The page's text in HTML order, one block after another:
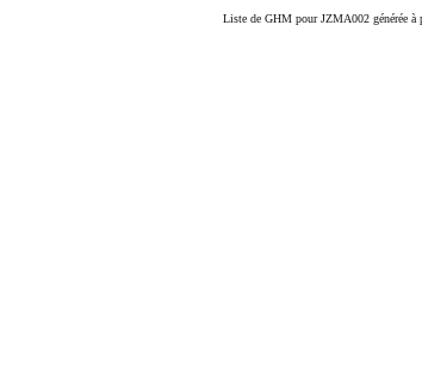
Liste de GHM pour JZMA002 générée